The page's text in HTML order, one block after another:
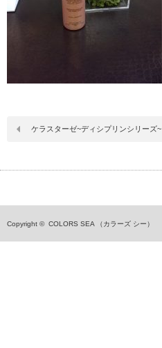
ケラスターゼ~ディシプリンシリーズ~
Copyright © COLORS SEA （カラーズ シー）